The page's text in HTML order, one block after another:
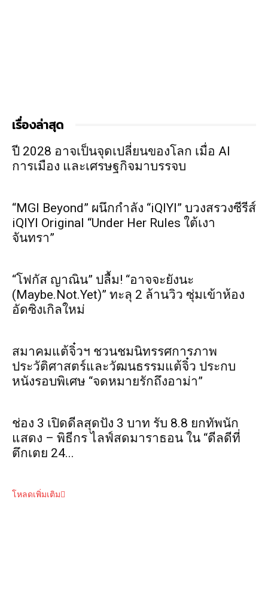
เรื่องล่าสุด
ปี 2028 อาจเป็นจุดเปลี่ยนของโลก เมื่อ AI
การเมือง และเศรษฐกิจมาบรรจบ
“MGI Beyond” ผนึกกำลัง “iQIYI” บวงสรวงซีรีส์
iQIYI Original “Under Her Rules ใต้เงา
จันทรา”
“โฟกัส ญาณิน” ปลื้ม! “อาจจะยังนะ
(Maybe.Not.Yet)” ทะลุ 2 ล้านวิว ซุ่มเข้าห้อง
อัดซิงเกิลใหม่
สมาคมแต้จิ๋วฯ ชวนชมนิทรรศการภาพ
ประวัติศาสตร์และวัฒนธรรมแต้จิ๋ว ประกบ
หนังรอบพิเศษ “จดหมายรักถึงอาม่า”
ช่อง 3 เปิดดีลสุดปัง 3 บาท รับ 8.8 ยกทัพนัก
แสดง – พิธีกร ไลฟ์สดมาราธอน ใน “ดีลดีที่
ตึกเตย 24...
โหลดเพิ่มเติม